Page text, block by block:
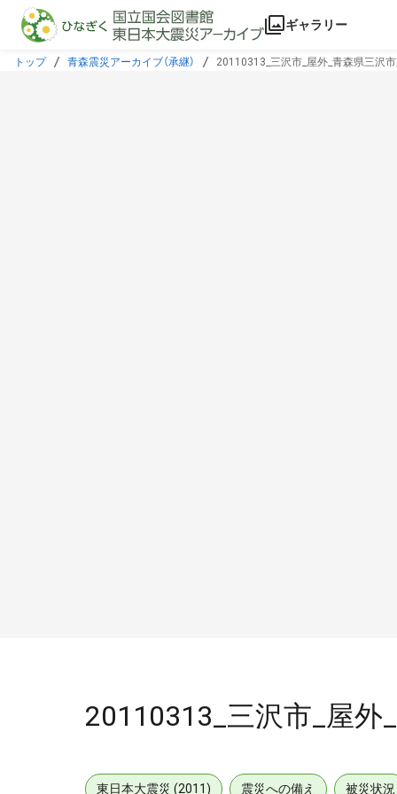
本文に飛ぶ
ギャラリー
トップ 青森震災アーカイブ（承継） 20110313_三沢市_屋外_青森県三沢
20110313_三沢市_屋外
東日本大震災 (2011) 震災への備え 被災状況